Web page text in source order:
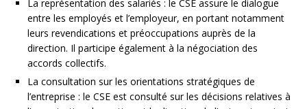
La représentation des salariés : le CSE assure le dialogue
entre les employés et l’employeur, en portant notamment
leurs revendications et préoccupations auprès de la
direction. Il participe également à la négociation des
accords collectifs.
La consultation sur les orientations stratégiques de
l’entreprise : le CSE est consulté sur les décisions relatives à